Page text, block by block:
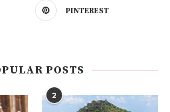
PINTEREST
POSTS
2